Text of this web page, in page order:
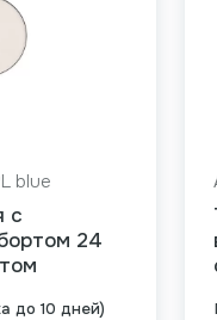
до 10 дней)
blue
с
24